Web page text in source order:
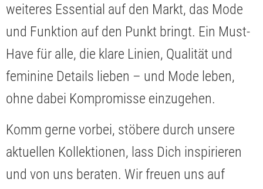
weiteres Essential auf den Markt, das Mode
und Funktion auf den Punkt bringt. Ein Must-
Have für alle, die klare Linien, Qualität und
feminine Details lieben – und Mode leben,
ohne dabei Kompromisse einzugehen.
Komm gerne vorbei, stöbere durch unsere
aktuellen Kollektionen, lass Dich inspirieren
und von uns beraten. Wir freuen uns auf